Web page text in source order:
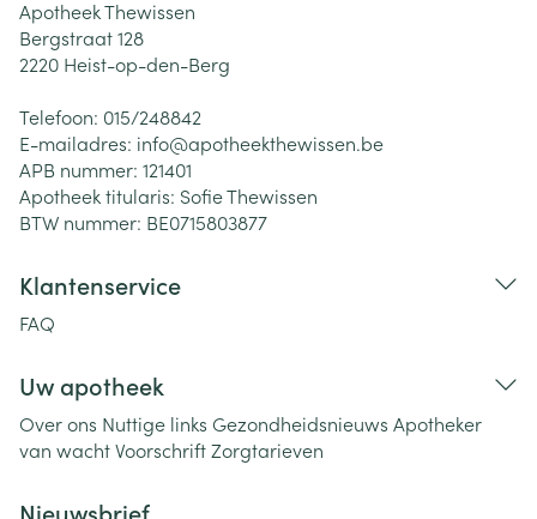
Apotheek Thewissen
Bergstraat 128
2220 Heist-op-den-Berg
Telefoon: 015/248842
E-mailadres: info@apotheekthewissen.be
APB nummer: 121401
Apotheek titularis: Sofie Thewissen
BTW nummer: BE0715803877
Klantenservice
FAQ
Uw apotheek
Over ons Nuttige links Gezondheidsnieuws Apotheker
van wachtVoorschriftZorgtarieven
Nieuwsbrief